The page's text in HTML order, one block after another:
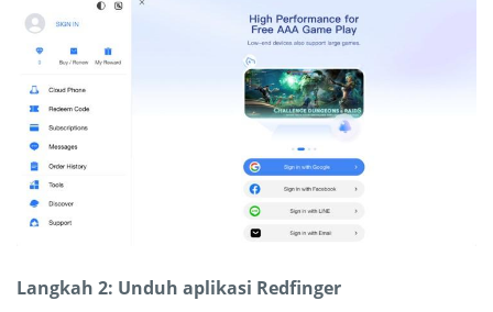
Langkah 2: Unduh aplikasi Redfinger